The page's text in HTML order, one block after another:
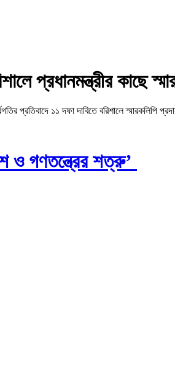
প্রধানমন্ত্রীর কাছে
প্রতিবাদে ১১ দফা দাবিতে বরিশালে স্মারকলিপি
ও গণতন্ত্রের শত্রু’